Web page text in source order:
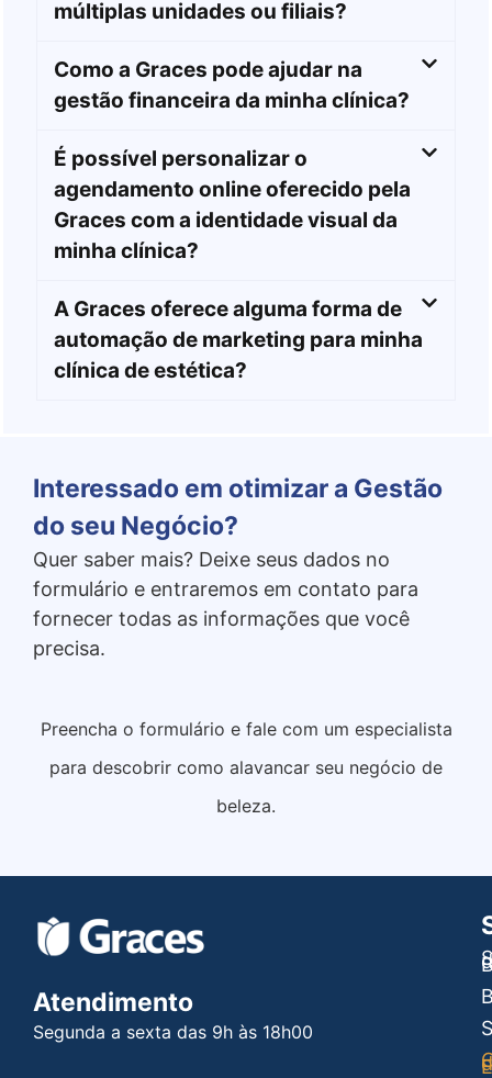
múltiplas unidades ou filiais?
Como a Graces pode ajudar na
gestão financeira da minha clínica?
É possível personalizar o
agendamento online oferecido pela
Graces com a identidade visual da
minha clínica?
A Graces oferece alguma forma de
automação de marketing para minha
clínica de estética?
Interessado em otimizar a Gestão
do seu Negócio?
Quer saber mais? Deixe seus dados no
formulário e entraremos em contato para
fornecer todas as informações que você
precisa.
Preencha o formulário e fale com um especialista
para descobrir como alavancar seu negócio de
beleza.
Atendimento
Segunda a sexta das 9h às 18h00